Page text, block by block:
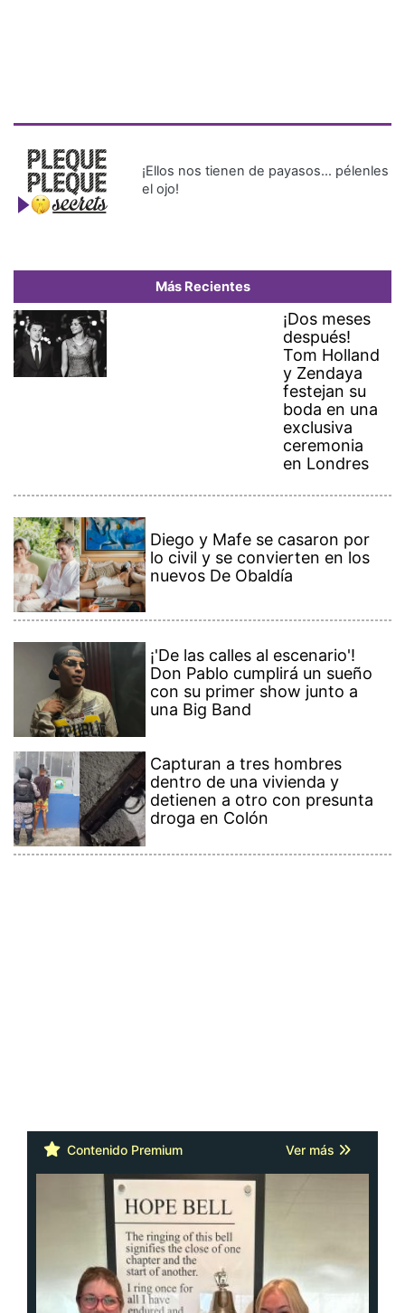
¡Ellos nos tienen de payasos… pélenles
el ojo!
Más Recientes
¡Dos meses
después!
Tom Holland
y Zendaya
festejan su
boda en una
exclusiva
ceremonia
en Londres
Diego y Mafe se casaron por
lo civil y se convierten en los
nuevos De Obaldía
¡'De las calles al escenario'!
Don Pablo cumplirá un sueño
con su primer show junto a
una Big Band
Capturan a tres hombres
dentro de una vivienda y
detienen a otro con presunta
droga en Colón
Contenido Premium Ver más